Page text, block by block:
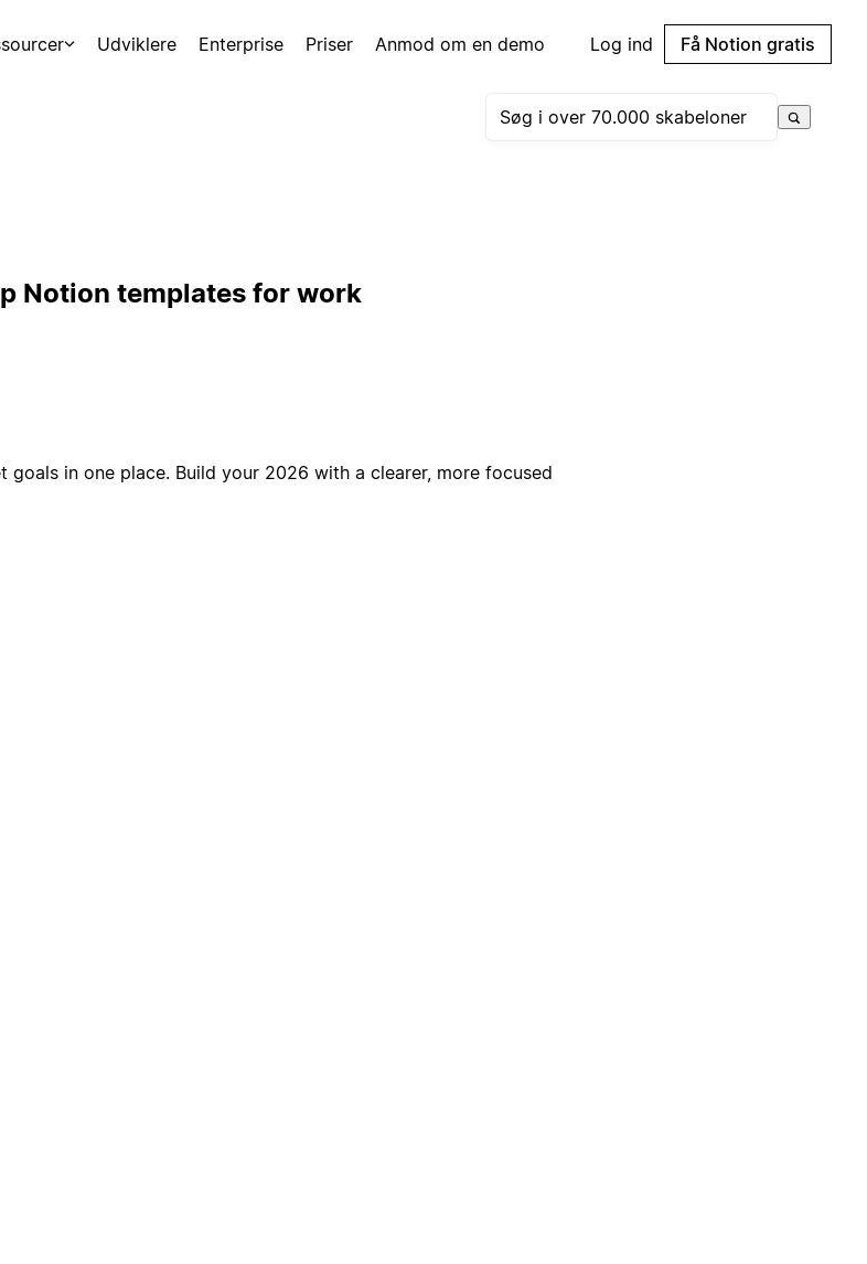
Udviklere Enterprise Priser Anmod om en demo Log ind Få Notion gratis
Notion templates for work
goals in one place. Build your 2026 with a clearer, more focused